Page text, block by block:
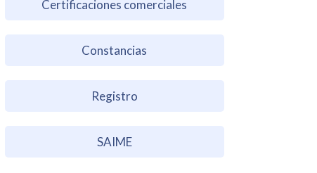
Certificaciones comerciales
Constancias
Registro
SAIME